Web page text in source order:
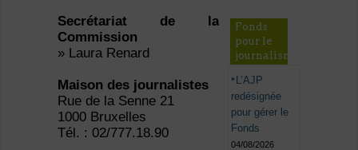
Secrétariat de la
Commission
» Laura Renard
Maison des journalistes
Rue de la Senne 21
1000 Bruxelles
Tél. : 02/777.18.90
Fonds
pour le
journalisme
L’AJP
redésignée
pour gérer le
Fonds
04/08/2026